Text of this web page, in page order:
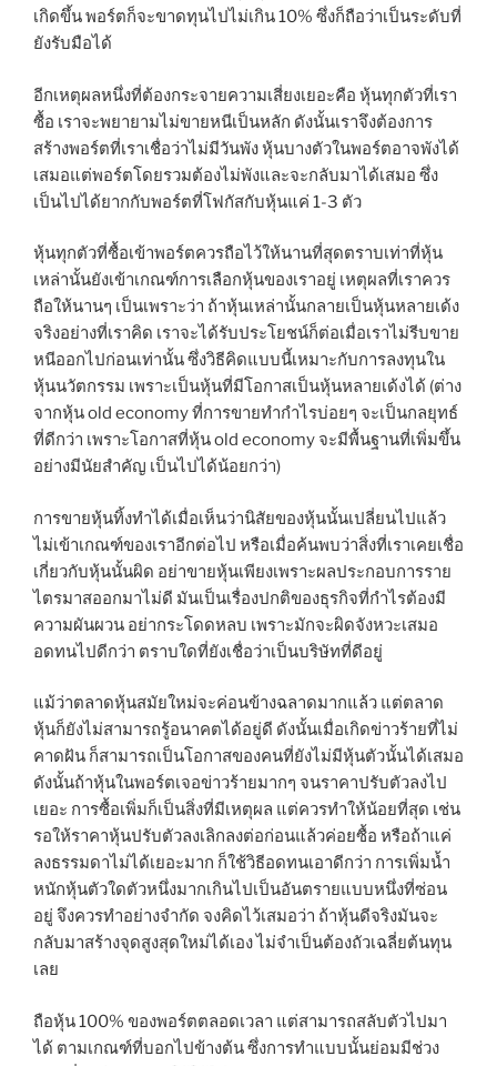
เกิดขึ้น พอร์ตก็จะขาดทุนไปไม่เกิน 10% ซึ่งก็ถือว่าเป็นระดับที่
ยังรับมือได้
อีกเหตุผลหนึ่งที่ต้องกระจายความเสี่ยงเยอะคือ หุ้นทุกตัวที่เรา
ซื้อ เราจะพยายามไม่ขายหนีเป็นหลัก ดังนั้นเราจึงต้องการ
สร้างพอร์ตที่เราเชื่อว่าไม่มีวันพัง หุ้นบางตัวในพอร์ตอาจพังได้
เสมอแต่พอร์ตโดยรวมต้องไม่พังและจะกลับมาได้เสมอ ซึ่ง
เป็นไปได้ยากกับพอร์ตที่โฟกัสกับหุ้นแค่ 1-3 ตัว
หุ้นทุกตัวที่ซื้อเข้าพอร์ตควรถือไว้ให้นานที่สุดตราบเท่าที่หุ้น
เหล่านั้นยังเข้าเกณฑ์การเลือกหุ้นของเราอยู่ เหตุผลที่เราควร
ถือให้นานๆ เป็นเพราะว่า ถ้าหุ้นเหล่านั้นกลายเป็นหุ้นหลายเด้ง
จริงอย่างที่เราคิด เราจะได้รับประโยชน์ก็ต่อเมื่อเราไม่รีบขาย
หนีออกไปก่อนเท่านั้น ซึ่งวิธีคิดแบบนี้เหมาะกับการลงทุนใน
หุ้นนวัตกรรม เพราะเป็นหุ้นที่มีโอกาสเป็นหุ้นหลายเด้งได้ (ต่าง
จากหุ้น old economy ที่การขายทำกำไรบ่อยๆ จะเป็นกลยุทธ์
ที่ดีกว่า เพราะโอกาสที่หุ้น old economy จะมีพื้นฐานที่เพิ่มขึ้น
อย่างมีนัยสำคัญ เป็นไปได้น้อยกว่า)
การขายหุ้นทิ้งทำได้เมื่อเห็นว่านิสัยของหุ้นนั้นเปลี่ยนไปแล้ว
ไม่เข้าเกณฑ์ของเราอีกต่อไป หรือเมื่อค้นพบว่าสิ่งที่เราเคยเชื่อ
เกี่ยวกับหุ้นนั้นผิด อย่าขายหุ้นเพียงเพราะผลประกอบการราย
ไตรมาสออกมาไม่ดี มันเป็นเรื่องปกติของธุรกิจที่กำไรต้องมี
ความผันผวน อย่ากระโดดหลบ เพราะมักจะผิดจังหวะเสมอ
อดทนไปดีกว่า ตราบใดที่ยังเชื่อว่าเป็นบริษัทที่ดีอยู่
แม้ว่าตลาดหุ้นสมัยใหม่จะค่อนข้างฉลาดมากแล้ว แต่ตลาด
หุ้นก็ยังไม่สามารถรู้อนาคตได้อยู่ดี ดังนั้นเมื่อเกิดข่าวร้ายที่ไม่
คาดฝัน ก็สามารถเป็นโอกาสของคนที่ยังไม่มีหุ้นตัวนั้นได้เสมอ
ดังนั้นถ้าหุ้นในพอร์ตเจอข่าวร้ายมากๆ จนราคาปรับตัวลงไป
เยอะ การซื้อเพิ่มก็เป็นสิ่งที่มีเหตุผล แต่ควรทำให้น้อยที่สุด เช่น
รอให้ราคาหุ้นปรับตัวลงเลิกลงต่อก่อนแล้วค่อยซื้อ หรือถ้าแค่
ลงธรรมดาไม่ได้เยอะมาก ก็ใช้วิธีอดทนเอาดีกว่า การเพิ่มน้ำ
หนักหุ้นตัวใดตัวหนึ่งมากเกินไปเป็นอันตรายแบบหนึ่งที่ซ่อน
อยู่ จึงควรทำอย่างจำกัด จงคิดไว้เสมอว่า ถ้าหุ้นดีจริงมันจะ
กลับมาสร้างจุดสูงสุดใหม่ได้เอง ไม่จำเป็นต้องถัวเฉลี่ยต้นทุน
เลย
ถือหุ้น 100% ของพอร์ตตลอดเวลา แต่สามารถสลับตัวไปมา
ได้ ตามเกณฑ์ที่บอกไปข้างต้น ซึ่งการทำแบบนั้นย่อมมีช่วง